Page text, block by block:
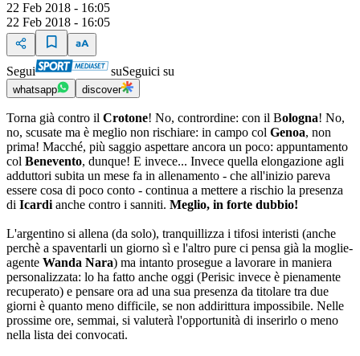
22 Feb 2018 - 16:05
22 Feb 2018 - 16:05
Segui suSeguici su
whatsapp discover
Torna già contro il Crotone! No, contrordine: con il Bologna! No,
no, scusate ma è meglio non rischiare: in campo col Genoa, non
prima! Macché, più saggio aspettare ancora un poco: appuntamento
col Benevento, dunque! E invece... Invece quella elongazione agli
adduttori subita un mese fa in allenamento - che all'inizio pareva
essere cosa di poco conto - continua a mettere a rischio la presenza
di Icardi anche contro i sanniti. Meglio, in forte dubbio!
L'argentino si allena (da solo), tranquillizza i tifosi interisti (anche
perchè a spaventarli un giorno sì e l'altro pure ci pensa già la moglie-
agente Wanda Nara) ma intanto prosegue a lavorare in maniera
personalizzata: lo ha fatto anche oggi (Perisic invece è pienamente
recuperato) e pensare ora ad una sua presenza da titolare tra due
giorni è quanto meno difficile, se non addirittura impossibile. Nelle
prossime ore, semmai, si valuterà l'opportunità di inserirlo o meno
nella lista dei convocati.